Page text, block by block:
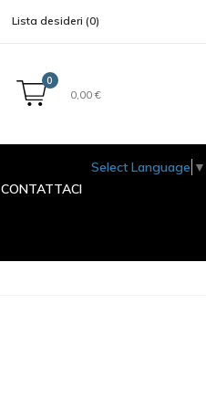
Select Language ▼
Lista desideri (0)
0
0,00 €
CONTATTACI